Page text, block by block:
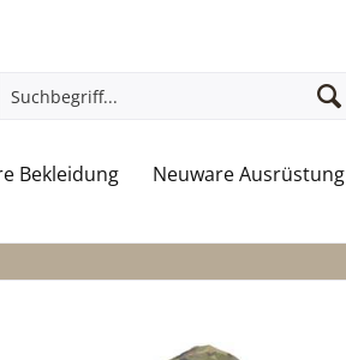
Bekleidung Neuware Ausrüstung